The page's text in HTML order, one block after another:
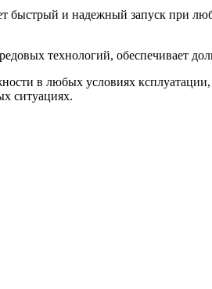
быстрый и надежный запуск при
технологий, обеспечивает
в любых условиях
ситуациях.